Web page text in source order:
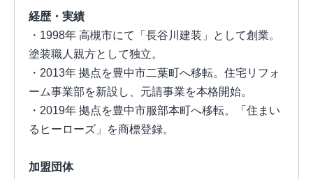
経歴・実績
・1998年 高槻市にて「長谷川建装」として創業。
塗装職人親方として独立。
・2013年 拠点を豊中市二葉町へ移転。住宅リフォ
ーム事業部を新設し、元請事業を本格開始。
・2019年 拠点を豊中市服部本町へ移転。「住まい
るヒーローズ」を商標登録。
加盟団体